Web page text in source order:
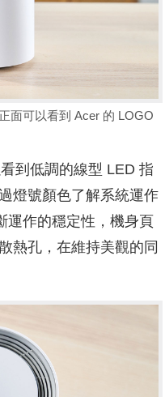
面可以看到 Acer 的 LOGO
到低調的線型 LED 指
燈號顏色了解系統運作
運作的穩定性，機身頁
熱孔，在維持美觀的同